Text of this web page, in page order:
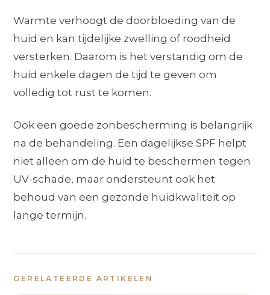
Warmte verhoogt de doorbloeding van de
huid en kan tijdelijke zwelling of roodheid
versterken. Daarom is het verstandig om de
huid enkele dagen de tijd te geven om
volledig tot rust te komen.
Ook een goede zonbescherming is belangrijk
na de behandeling. Een dagelijkse SPF helpt
niet alleen om de huid te beschermen tegen
UV-schade, maar ondersteunt ook het
behoud van een gezonde huidkwaliteit op
lange termijn.
GERELATEERDE ARTIKELEN